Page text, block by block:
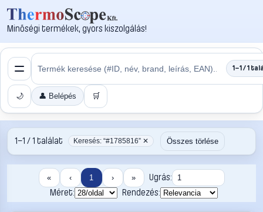
Minőségi termékek, gyors kiszolgálás!
1–1 / 1
🌙 👤 Belépés 🛒
1–1 / 1 találat Keresés: “#1785816” ✕ Összes törlése
« ‹ 1 › »
Ugrás:
Méret:
Rendezés: